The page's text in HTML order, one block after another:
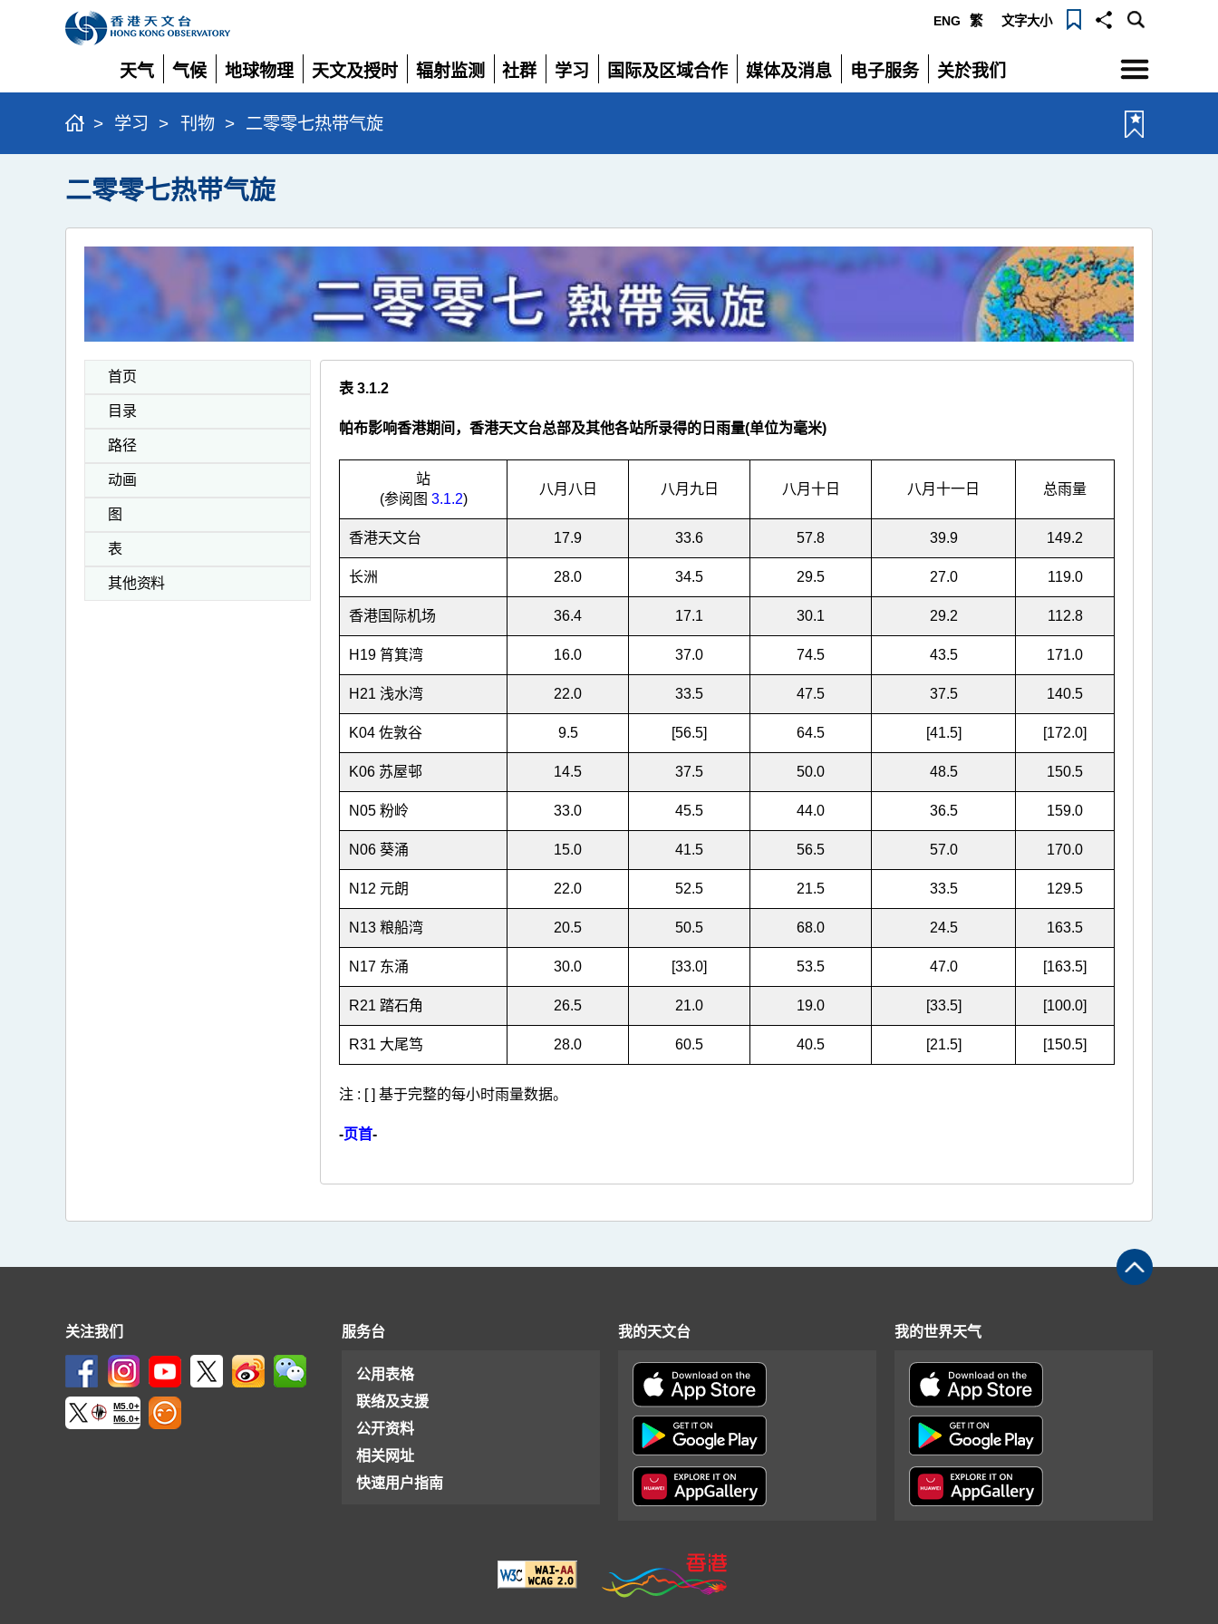
ENG 繁 文字大小
天气
展
开
气候
展
开
地球物理
展
开
天文及授时
展
开
辐射监测
展
社群
展
学习
展
国际及区域合作
展
媒体及消息
展
电子服务
展
关於我们
展
选
单
> 学习 > 刊物 > 二零零七热带气旋
二零零七热带气旋
首页
目录
路径
动画
图
表
其他资料
表 3.1.2
帕布影响香港期间，香港天文台总部及其他各站所录得的日雨量(单位为毫米)
站
(参阅图 3.1.2)
八月八日 八月九日 八月十日 八月十一日 总雨量
香港天文台 17.9 33.6 57.8 39.9 149.2
长洲 28.0 34.5 29.5 27.0 119.0
香港国际机场 36.4 17.1 30.1 29.2 112.8
H19 筲箕湾 16.0 37.0 74.5 43.5 171.0
H21 浅水湾 22.0 33.5 47.5 37.5 140.5
K04 佐敦谷 9.5 [56.5] 64.5 [41.5] [172.0]
K06 苏屋邨 14.5 37.5 50.0 48.5 150.5
N05 粉岭 33.0 45.5 44.0 36.5 159.0
N06 葵涌 15.0 41.5 56.5 57.0 170.0
N12 元朗 22.0 52.5 21.5 33.5 129.5
N13 粮船湾 20.5 50.5 68.0 24.5 163.5
N17 东涌 30.0 [33.0] 53.5 47.0 [163.5]
R21 踏石角 26.5 21.0 19.0 [33.5] [100.0]
R31 大尾笃 28.0 60.5 40.5 [21.5] [150.5]
注 : [ ] 基于完整的每小时雨量数据。
-页首-
关注我们
M5.0+
M6.0+
服务台
公用表格
联络及支援
公开资料
相关网址
快速用户指南
我的天文台 我的世界天气